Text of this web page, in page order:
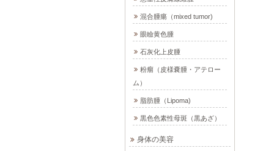
混合腫瘍（mixed tumor)
眼瞼黄色腫
石灰化上皮腫
粉瘤（皮様嚢腫・アテロー
ム）
脂肪腫（Lipoma)
黒色色素性母斑（黒あざ）
身体の美容